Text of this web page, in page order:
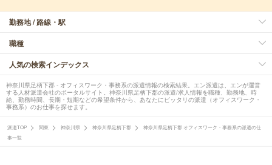
勤務地 / 路線・駅
職種
人気の検索インデックス
神奈川県足柄下郡 - オフィスワーク・事務系の派遣情報の検索結果。エン派遣は、エンが運営
する人材派遣会社のポータルサイト。神奈川県足柄下郡の派遣/求人情報を職種、勤務地、時
給、勤務時間、長期・短期などの希望条件から、あなたにピッタリの派遣（オフィスワーク・
事務系）のお仕事を探せます。
派遣TOP 関東 神奈川県 神奈川県足柄下郡
神奈川県足柄下郡 オフィスワーク・事務系の派遣の仕
事一覧